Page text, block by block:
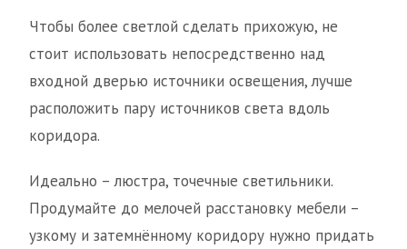
Чтобы более светлой сделать прихожую, не
стоит использовать непосредственно над
входной дверью источники освещения, лучше
расположить пару источников света вдоль
коридора.
Идеально – люстра, точечные светильники.
Продумайте до мелочей расстановку мебели –
узкому и затемнённому коридору нужно придать